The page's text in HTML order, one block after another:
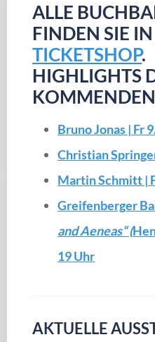
ALLE
FINDEN SIE IN
TICKETSHOP.
HIGHLIGHTS
Bruno Jonas | Fr
Christian
Martin Schmitt |
Greifenberger
and Aeneas“ (
19 Uhr
AKTUELLE